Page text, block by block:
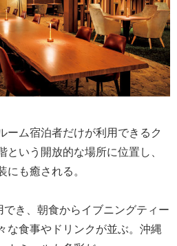
ーム宿泊者だけが利用できるク
いう開放的な場所に位置し、
も癒される。
き、朝食からイブニングティー
な食事やドリンクが並ぶ。沖縄